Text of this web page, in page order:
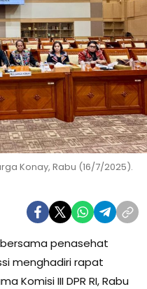
Konay, Rabu (16/7/2025).
penasehat
menghadiri rapat
Komisi III DPR RI, Rabu